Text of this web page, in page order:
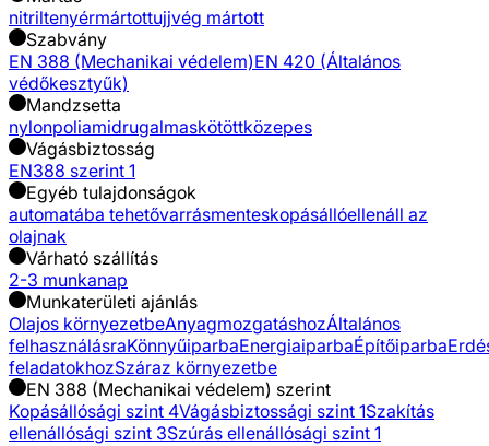
nitriltenyérmártottujjvég mártott
Szabvány
EN 388 (Mechanikai védelem)EN 420 (Általános
védőkesztyűk)
Mandzsetta
nylonpoliamidrugalmaskötöttközepes
Vágásbiztosság
EN388 szerint 1
Egyéb tulajdonságok
automatába tehetővarrásmenteskopásállóellenáll az
olajnak
Várható szállítás
2-3 munkanap
Munkaterületi ajánlás
Olajos környezetbeAnyagmozgatáshozÁltalános
felhasználásraKönnyűiparbaEnergiaiparbaÉpítőiparba
feladatokhozSzáraz környezetbe
EN 388 (Mechanikai védelem) szerint
Kopásállósági szint 4Vágásbiztossági szint 1Szakítás
ellenállósági szint 3Szúrás ellenállósági szint 1